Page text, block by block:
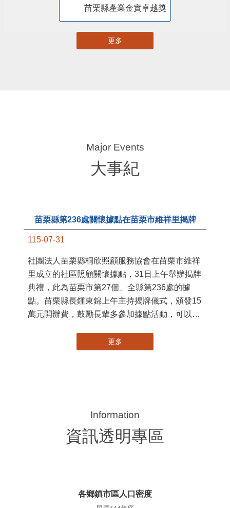
苗栗縣產業金實卓越獎
更多
大事紀
苗栗縣第236處關懷據點在苗栗市維祥里揭牌
115-07-31
社團法人苗栗縣桐欣照顧服務協會在苗栗市維祥
里成立的社區照顧關懷據點，31日上午舉辦揭牌
典禮，此為苗栗市第27個、全縣第236處的據
點。苗栗縣長鍾東錦上午主持揭牌儀式，頒發15
萬元開辦費，鼓勵長輩多參加據點活動，可以更
更多
資訊透明專區